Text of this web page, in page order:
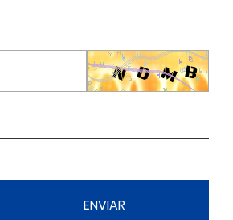
ENVIAR